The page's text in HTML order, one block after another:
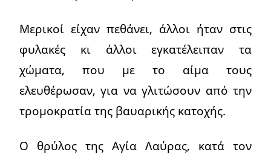
Μερικοί είχαν πεθάνει, άλλοι ήταν στις
φυλακές κι άλλοι εγκατέλειπαν τα
χώματα, που με το αίμα τους
ελευθέρωσαν, για να γλιτώσουν από την
τρομοκρατία της βαυαρικής κατοχής.
Ο θρύλος της Αγία Λαύρας, κατά τον